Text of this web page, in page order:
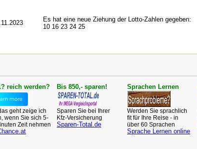
Es hat eine neue Ziehung der Lotto-Zahlen gegeben:
10 16 23 24 25
reich werden?
geht zeige ich
wenn Sie sich 5-
Zeit nehmen
Bis 850,- sparen!
Sparen Sie bei Ihrer
Kfz-Versicherung
Sparen-Total.de
Sprachen Lernen
Werden Sie sprachlich
fit für Ihre Reise - in
über 60 Sprachen
Sprache Lernen online